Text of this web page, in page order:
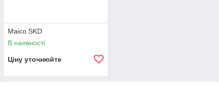
Maico SKD
В наявності
Ціну уточнюйте